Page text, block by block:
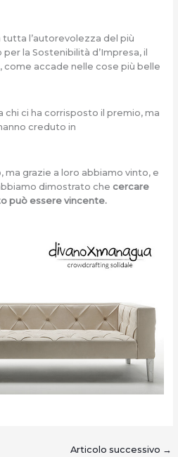
l’autorevolezza del più
la Sostenibilità d’Impresa, il
come accade nelle cose più belle
chi ci ha corrisposto il premio, ma
creduto in
ma grazie a loro abbiamo vinto, e
dimostrato che cercare
può essere vincente.
Articolo successivo →